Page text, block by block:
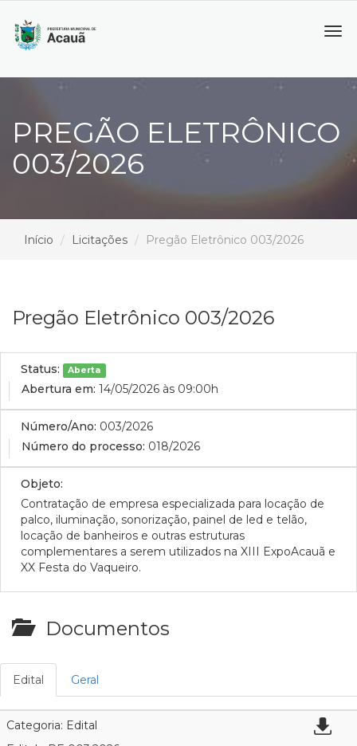
PREGÃO ELETRÔNICO
003/2026
Início Licitações Pregão Eletrônico 003/2026
Pregão Eletrônico 003/2026
Status: Aberta
Abertura em: 14/05/2026 às 09:00h
Número/Ano: 003/2026
Número do processo: 018/2026
Objeto:
Contratação de empresa especializada para locação de
palco, iluminação, sonorização, painel de led e telão,
locação de banheiros e outras estruturas
complementares a serem utilizados na XIII ExpoAcauã e
XX Festa do Vaqueiro.
Documentos
Edital Geral
Categoria: Edital